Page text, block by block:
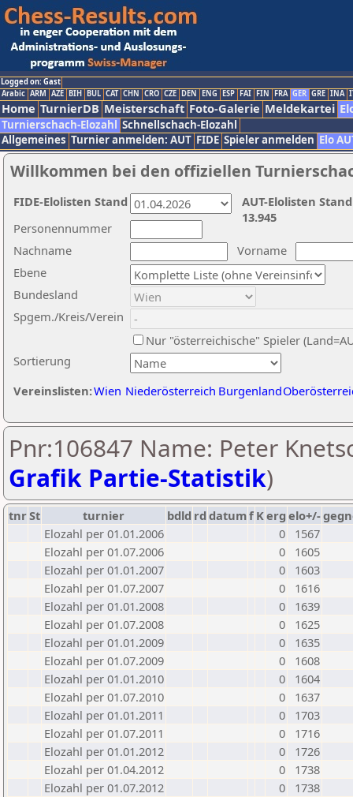
Logged on: Gast
Arabic ARM AZE BIH BUL CAT CHN CRO CZE DEN ENG ESP FAI FIN FRA GER GRE INA
Home TurnierDB Meisterschaft Foto-Galerie Meldekartei
Turnierschach-Elozahl Schnellschach-Elozahl
Allgemeines Turnier anmelden: AUT FIDE Spieler anmelden Elo
Willkommen bei den offiziellen
Nachname
Vorname
Ebene
Sortierung
Personennummer
Bundesland
Spgem./Kreis/Verein
Nur "österreichische" Spieler
Vereinslisten:Wien Niederösterreich Burgenland
AUT-Elolisten
13.945
FIDE-Elolisten Stand
Pnr:106847 Name: Peter
Grafik Partie-Statistik)
tnrSt turnier bdld rd datumf Kerg elo+/-
Elozahl per 01.01.2006
0
1567
Elozahl per 01.07.2006
0
1605
Elozahl per 01.01.2007
0
1603
Elozahl per 01.07.2007
0
1616
Elozahl per 01.01.2008
0
1639
Elozahl per 01.07.2008
0
1625
Elozahl per 01.01.2009
0
1635
Elozahl per 01.07.2009
0
1608
Elozahl per 01.01.2010
0
1604
Elozahl per 01.07.2010
0
1637
Elozahl per 01.01.2011
0
1703
Elozahl per 01.07.2011
0
1716
Elozahl per 01.01.2012
0
1726
Elozahl per 01.04.2012
0
1738
Elozahl per 01.07.2012
0
1738